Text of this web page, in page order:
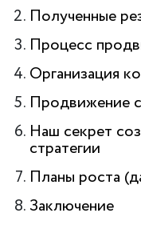
Полученные
Процесс
Организация
Продвижение
Наш секрет
стратегии
Планы роста
Заключение